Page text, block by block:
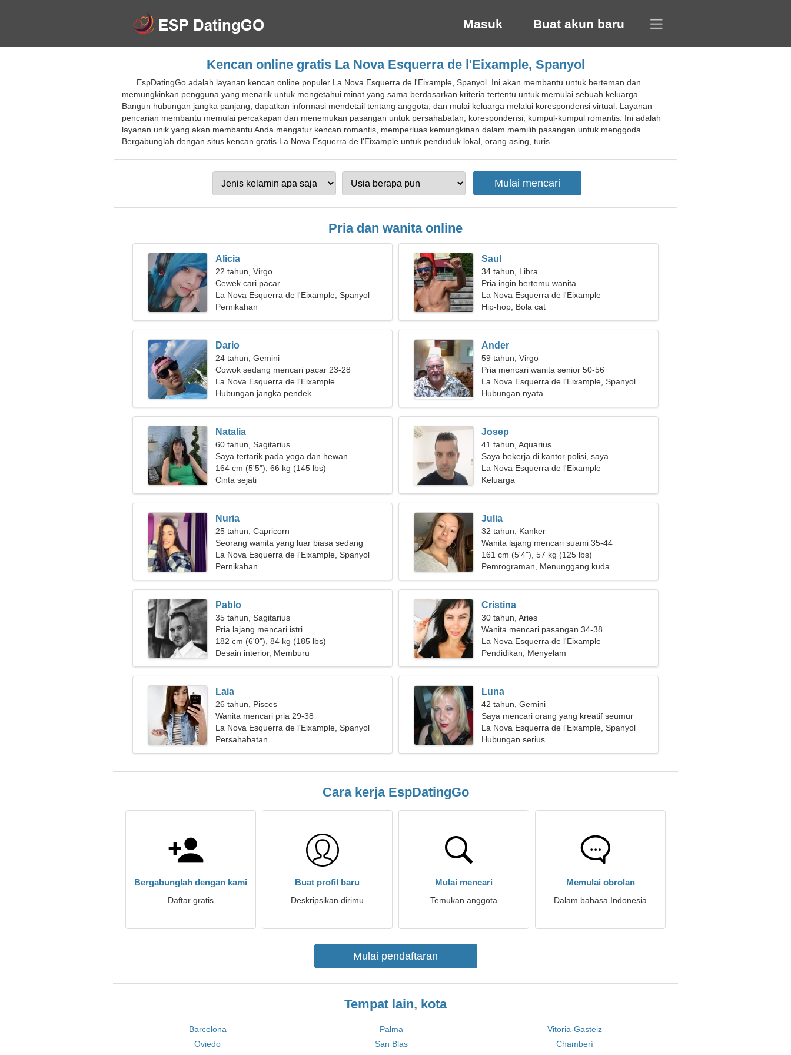
Masuk Buat akun baru
Kencan online gratis La Nova Esquerra de l'Eixample, Spanyol
EspDatingGo adalah layanan kencan online populer La Nova Esquerra de l'Eixample, Spanyol. Ini akan membantu untuk berteman dan
memungkinkan pengguna yang menarik untuk mengetahui minat yang sama berdasarkan kriteria tertentu untuk memulai sebuah keluarga.
Bangun hubungan jangka panjang, dapatkan informasi mendetail tentang anggota, dan mulai keluarga melalui korespondensi virtual. Layanan
pencarian membantu memulai percakapan dan menemukan pasangan untuk persahabatan, korespondensi, kumpul-kumpul romantis. Ini adalah
layanan unik yang akan membantu Anda mengatur kencan romantis, memperluas kemungkinan dalam memilih pasangan untuk menggoda.
Bergabunglah dengan situs kencan gratis La Nova Esquerra de l'Eixample untuk penduduk lokal, orang asing, turis.
Pria dan wanita online
Alicia
22 tahun, Virgo
Cewek cari pacar
La Nova Esquerra de l'Eixample, Spanyol
Pernikahan
Saul
34 tahun, Libra
Pria ingin bertemu wanita
La Nova Esquerra de l'Eixample
Hip-hop, Bola cat
Dario
24 tahun, Gemini
Cowok sedang mencari pacar 23-28
La Nova Esquerra de l'Eixample
Hubungan jangka pendek
Ander
59 tahun, Virgo
Pria mencari wanita senior 50-56
La Nova Esquerra de l'Eixample, Spanyol
Hubungan nyata
Natalia
60 tahun, Sagitarius
Saya tertarik pada yoga dan hewan
peliharaan
164 cm (5'5"), 66 kg (145 lbs)
Cinta sejati
Josep
41 tahun, Aquarius
Saya bekerja di kantor polisi, saya
membutuhkan wanita yang terampil
La Nova Esquerra de l'Eixample
Keluarga
Nuria
25 tahun, Capricorn
Seorang wanita yang luar biasa sedang
mencari cinta sejati
La Nova Esquerra de l'Eixample, Spanyol
Pernikahan
Julia
32 tahun, Kanker
Wanita lajang mencari suami 35-44
161 cm (5'4"), 57 kg (125 lbs)
Pemrograman, Menunggang kuda
Pablo
35 tahun, Sagitarius
Pria lajang mencari istri
182 cm (6'0"), 84 kg (185 lbs)
Desain interior, Memburu
Cristina
30 tahun, Aries
Wanita mencari pasangan 34-38
La Nova Esquerra de l'Eixample
Pendidikan, Menyelam
Laia
26 tahun, Pisces
Wanita mencari pria 29-38
La Nova Esquerra de l'Eixample, Spanyol
Persahabatan
Luna
42 tahun, Gemini
Saya mencari orang yang kreatif seumur
hidup
La Nova Esquerra de l'Eixample, Spanyol
Hubungan serius
Cara kerja EspDatingGo
Bergabunglah dengan kami
Daftar gratis
Buat profil baru
Deskripsikan dirimu
Mulai mencari
Temukan anggota
Memulai obrolan
Dalam bahasa Indonesia
Mulai pendaftaran
Tempat lain, kota
Barcelona Palma
Vitoria-Gasteiz
Oviedo
San Blas
Chamberí